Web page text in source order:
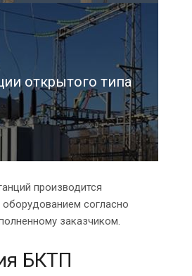
открытого типа
производится
оборудованием согласно
заказчиком.
БКТП